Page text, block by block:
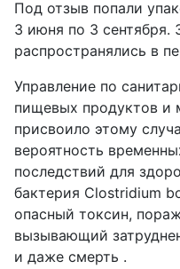
Под отзыв попали
3 июня по 3 сентября.
распространялись в
Управление по
пищевых продуктов и
присвоило этому
вероятность
последствий для
бактерия Clostridium
опасный токсин,
вызывающий
и даже смерть .